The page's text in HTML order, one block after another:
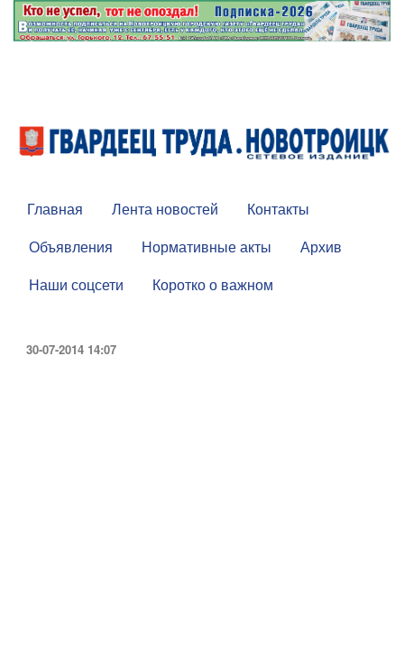
Главная Лента новостей
Контакты
Объявления
Нормативные акты
Архив
Наши соцсети
Коротко о важном
30-07-2014 14:07